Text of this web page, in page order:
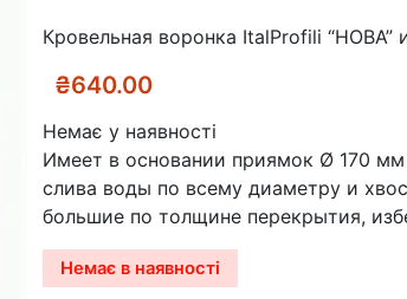
Кровельная воронка ItalProfili “НОВА”
₴640.00
Немає у наявності
Имеет в основании приямок Ø 170
слива воды по всему диаметру и
большие по толщине перекрытия,
Немає в наявності